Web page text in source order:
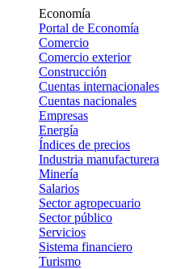
Economía
Portal de Economía
Comercio
Comercio exterior
Construcción
Cuentas internacionales
Cuentas nacionales
Empresas
Energía
Índices de precios
Industria manufacturera
Minería
Salarios
Sector agropecuario
Sector público
Servicios
Sistema financiero
Turismo